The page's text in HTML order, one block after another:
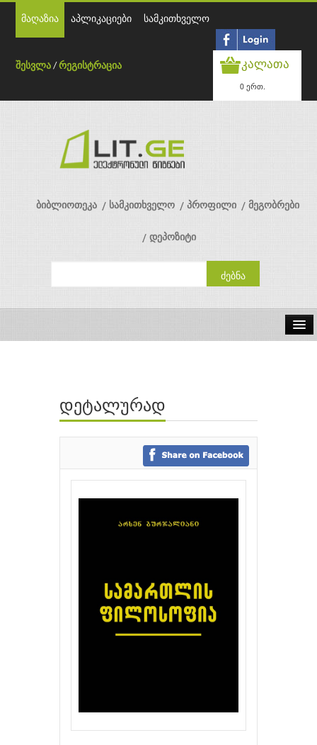
მაღაზია აპლიკაციები სამკითხველო
შესვლა /რეგისტრაცია კალათა
0 ერთ.
ბიბლიოთეკა სამკითხველო პროფილი მეგობრები
დეპოზიტი
ავტორები
გამომცემლობები
დეტალურად